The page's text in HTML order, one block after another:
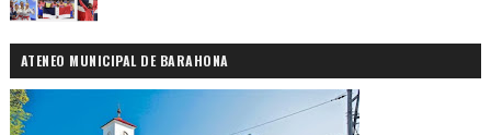
ATENEO MUNICIPAL DE BARAHONA